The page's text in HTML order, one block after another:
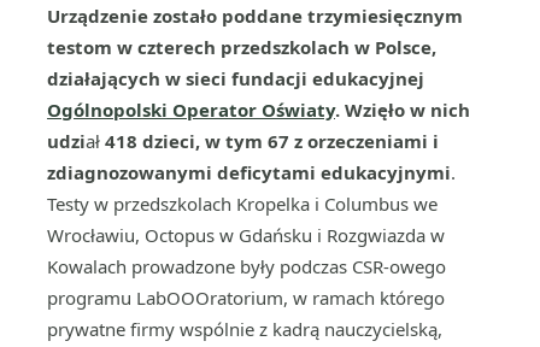
Urządzenie zostało poddane trzymiesięcznym
testom w czterech przedszkolach w Polsce,
działających w sieci fundacji edukacyjnej
Ogólnopolski Operator Oświaty. Wzięło w nich
udział 418 dzieci, w tym 67 z orzeczeniami i
zdiagnozowanymi deficytami edukacyjnymi.
Testy w przedszkolach Kropelka i Columbus we
Wrocławiu, Octopus w Gdańsku i Rozgwiazda w
Kowalach prowadzone były podczas CSR-owego
programu LabOOOratorium, w ramach którego
prywatne firmy wspólnie z kadrą nauczycielską,